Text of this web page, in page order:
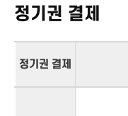
정기권 결제
정기권 결제